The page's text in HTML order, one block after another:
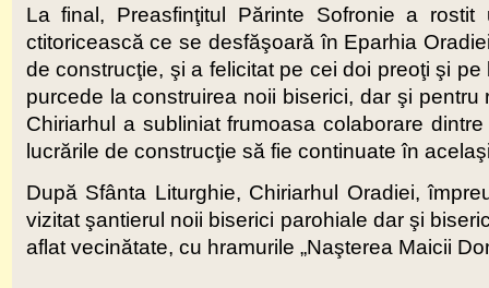
La final, Preasfinţitul Părinte Sofronie a
ctitoricească ce se desfăşoară în Eparhia
de construcţie, şi a felicitat pe cei doi preoţi şi
purcede la construirea noii biserici, dar şi
Chiriarhul a subliniat frumoasa colaborare
lucrările de construcţie să fie continuate în
După Sfânta Liturghie, Chiriarhul Oradiei,
vizitat şantierul noii biserici parohiale dar şi
aflat vecinătate, cu hramurile „Naşterea Maicii